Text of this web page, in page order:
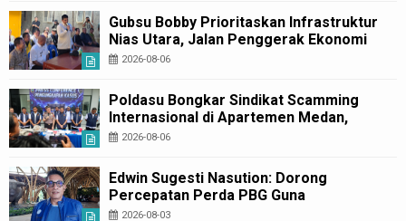
Gubsu Bobby Prioritaskan Infrastruktur
Nias Utara, Jalan Penggerak Ekonomi
Mulai Dibenahi
2026-08-06
Poldasu Bongkar Sindikat Scamming
Internasional di Apartemen Medan,
Korban Rugi Rp6,7 Miliar
2026-08-06
Edwin Sugesti Nasution: Dorong
Percepatan Perda PBG Guna
Penyederhanaan Layanan Cepat dan
2026-08-03